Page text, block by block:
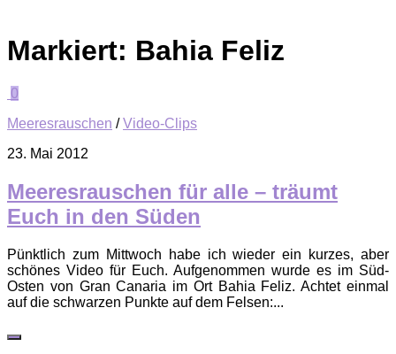
Markiert: Bahia Feliz
0
Meeresrauschen /Video-Clips
23. Mai 2012
Meeresrauschen für alle – träumt
Euch in den Süden
Pünktlich zum Mittwoch habe ich wieder ein kurzes, aber
schönes Video für Euch. Aufgenommen wurde es im Süd-
Osten von Gran Canaria im Ort Bahia Feliz. Achtet einmal
auf die schwarzen Punkte auf dem Felsen:...